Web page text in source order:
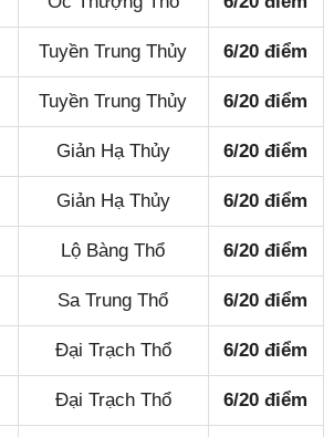
Tuyền Trung Thủy 6/20 điểm
Tuyền Trung Thủy 6/20 điểm
Giản Hạ Thủy 6/20 điểm
Giản Hạ Thủy 6/20 điểm
Lộ Bàng Thổ 6/20 điểm
Sa Trung Thổ 6/20 điểm
Đại Trạch Thổ 6/20 điểm
Đại Trạch Thổ 6/20 điểm